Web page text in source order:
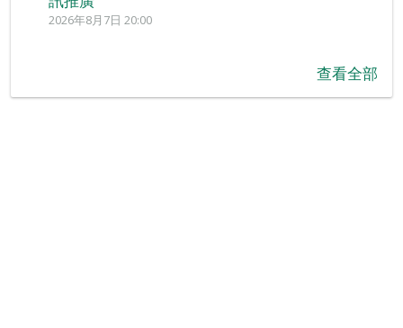
2026年8月7日 20:00
查看全部